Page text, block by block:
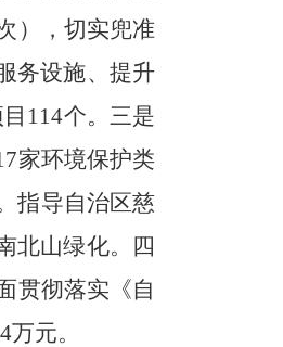
），切实兜准
务设施、提升
114个。 三是
家环境保护类
指导自治区慈
北山绿化。 四
贯彻落实《自
元。